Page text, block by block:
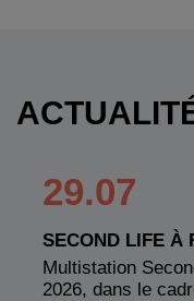
29.07
SECOND LIFE À
Multistation
2026, dans le